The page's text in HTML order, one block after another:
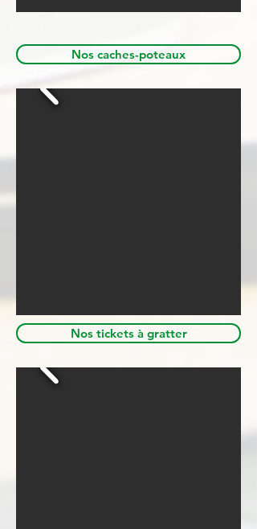
Nos caches-poteaux
Nos tickets à gratter